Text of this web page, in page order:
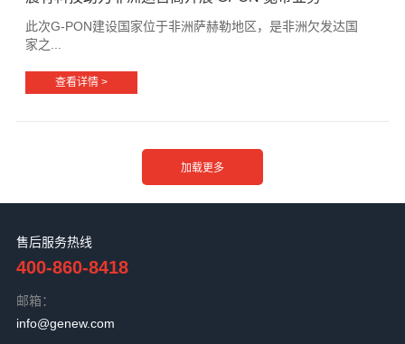
此次G-PON建设国家位于非洲萨赫勒地区，是非洲欠发达国
家之...
查看详情 >
售后服务热线
400-860-8418
邮箱：
info@genew.com